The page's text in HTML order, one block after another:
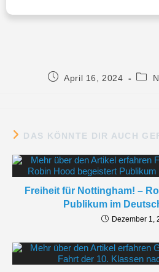
April 16, 2024
DAS KÖNNTE DIR AUCH
Freiheit für Nottingham! –
Publikum im
Dezember 1,